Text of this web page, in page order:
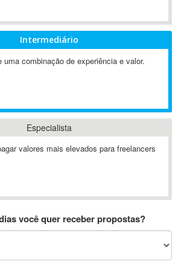
(AWT)
Intermediário
uma combinação de experiência e valor.
Especialista
valores mais elevados para freelancers
você quer receber propostas?